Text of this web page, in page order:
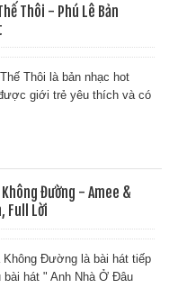
Thôi - Phú Lê Bản
Thôi là bản nhạc hot
giới trẻ yêu thích và có
Không Đường - Amee &
Full Lời
Đường là bài hát tiếp
hát " Anh Nhà Ở Đâu